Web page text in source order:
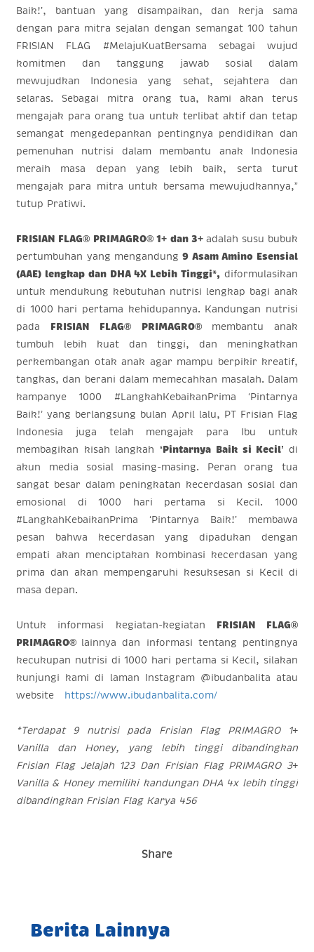
Baik!’, bantuan yang disampaikan, dan kerja sama
dengan para mitra sejalan dengan semangat 100 tahun
FRISIAN FLAG #MelajuKuatBersama sebagai wujud
komitmen dan tanggung jawab sosial dalam
mewujudkan Indonesia yang sehat, sejahtera dan
selaras. Sebagai mitra orang tua, kami akan terus
mengajak para orang tua untuk terlibat aktif dan tetap
semangat mengedepankan pentingnya pendidikan dan
pemenuhan nutrisi dalam membantu anak Indonesia
meraih masa depan yang lebih baik, serta turut
mengajak para mitra untuk bersama mewujudkannya,”
tutup Pratiwi.
FRISIAN FLAG® PRIMAGRO® 1+ dan 3+adalah susu bubuk
pertumbuhan yang mengandung 9 Asam Amino Esensial
(AAE) lengkap dan DHA 4X Lebih Tinggi*, diformulasikan
untuk mendukung kebutuhan nutrisi lengkap bagi anak
di 1000 hari pertama kehidupannya. Kandungan nutrisi
pada FRISIAN FLAG® PRIMAGRO® membantu anak
tumbuh lebih kuat dan tinggi, dan meningkatkan
perkembangan otak anak agar mampu berpikir kreatif,
tangkas, dan berani dalam memecahkan masalah. Dalam
kampanye 1000 #LangkahKebaikanPrima ‘Pintarnya
Baik!’ yang berlangsung bulan April lalu, PT Frisian Flag
Indonesia juga telah mengajak para Ibu untuk
membagikan kisah langkah ‘Pintarnya Baik si Kecil’di
akun media sosial masing-masing. Peran orang tua
sangat besar dalam peningkatan kecerdasan sosial dan
emosional di 1000 hari pertama si Kecil. 1000
#LangkahKebaikanPrima ‘Pintarnya Baik!’ membawa
pesan bahwa kecerdasan yang dipadukan dengan
empati akan menciptakan kombinasi kecerdasan yang
prima dan akan mempengaruhi kesuksesan si Kecil di
masa depan.
Untuk informasi kegiatan-kegiatan FRISIAN FLAG®
PRIMAGRO®
lainnya dan informasi tentang pentingnya
kecukupan nutrisi di 1000 hari pertama si Kecil, silakan
kunjungi kami di laman Instagram @ibudanbalita atau
website
https://www.ibudanbalita.com/
*Terdapat 9 nutrisi pada Frisian Flag PRIMAGRO 1+
Vanilla dan Honey, yang lebih tinggi dibandingkan
Frisian Flag Jelajah 123 Dan Frisian Flag PRIMAGRO 3+
Vanilla & Honey memiliki kandungan DHA 4x lebih tinggi
dibandingkan Frisian Flag Karya 456
Share
Berita Lainnya